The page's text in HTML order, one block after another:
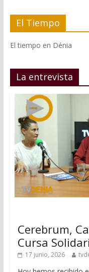
El Tiempo
El tiempo en Dénia
La entrevista
Cerebrum,
Cursa
17 junio, 2026